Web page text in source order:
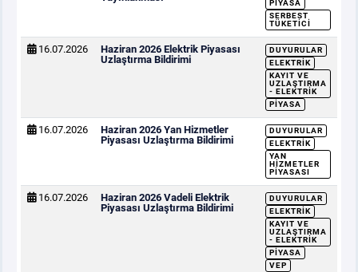
PIYASA
SERBEST
TÜKETICI
16.07.2026
Haziran 2026 Elektrik Piyasası
Uzlaştırma Bildirimi
DUYURULAR
ELEKTRIK
KAYIT VE
UZLAŞTIRMA
- ELEKTRIK
PIYASA
16.07.2026
Haziran 2026 Yan Hizmetler
Piyasası Uzlaştırma Bildirimi
DUYURULAR
ELEKTRIK
YAN
HIZMETLER
PIYASASI
16.07.2026
Haziran 2026 Vadeli Elektrik
Piyasası Uzlaştırma Bildirimi
DUYURULAR
ELEKTRIK
KAYIT VE
UZLAŞTIRMA
- ELEKTRIK
PIYASA
VEP